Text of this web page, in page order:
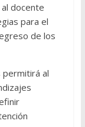
docente
para el
de los
permitirá al